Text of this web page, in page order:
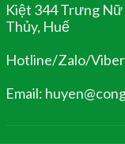
Kiệt 344 Trưng
Thủy, Huế
Hotline/Zalo/
Email: